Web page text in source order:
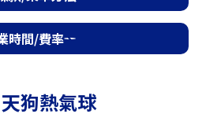
時間/費率
天狗熱氣球